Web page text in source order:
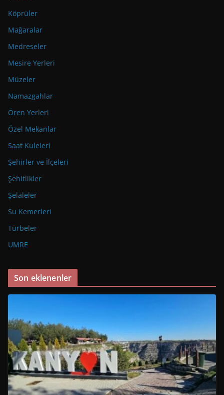
Köprüler
Mağaralar
Medreseler
Mesire Yerleri
Müzeler
Namazgahlar
Ören Yerleri
Özel Mekanlar
Saat Kuleleri
Şehirler ve İlçeleri
Şehitlikler
Şelaleler
Su Kemerleri
Türbeler
UMRE
Son eklenenler